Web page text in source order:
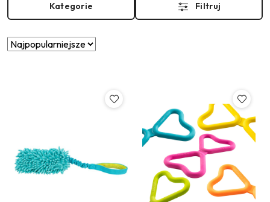
Kategorie Filtruj
Zastosowano
Sortuj